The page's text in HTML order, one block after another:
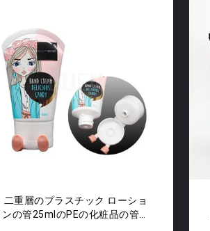
二重層のプラスチック ローショ
ンの管25mlのPEの化粧品の管の